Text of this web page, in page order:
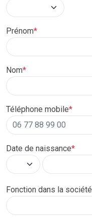
Prénom*
Nom*
Téléphone mobile*
Date de naissance*
Fonction dans la société